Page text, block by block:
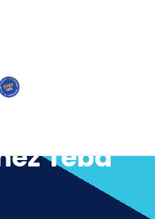
Teba